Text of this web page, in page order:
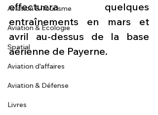
Aviation & Tourisme
Aviation & Ecologie
Spatial
Aviation d'affaires
Aviation & Défense
Livres
effectuera quelques
entraînements en mars et
avril au-dessus de la base
aérienne de Payerne.